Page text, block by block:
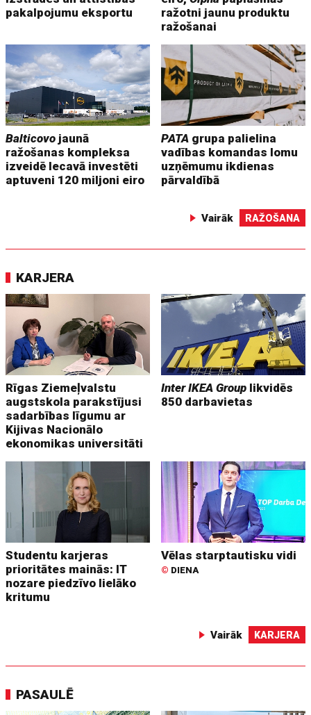
pakalpojumu eksportu
ražotni jaunu produktu
ražošanai
Balticovo jaunā
ražošanas kompleksa
izveidē Iecavā investēti
aptuveni 120 miljoni eiro
PATA grupa palielina
vadības komandas lomu
uzņēmumu ikdienas
pārvaldībā
Vairāk RAŽOŠANA
KARJERA
Rīgas Ziemeļvalstu
augstskola parakstījusi
sadarbības līgumu ar
Kijivas Nacionālo
ekonomikas universitāti
Inter IKEA Group likvidēs
850 darbavietas
Studentu karjeras
prioritātes mainās: IT
nozare piedzīvo lielāko
kritumu
Vēlas starptautisku vidi
© DIENA
Vairāk KARJERA
PASAULĒ